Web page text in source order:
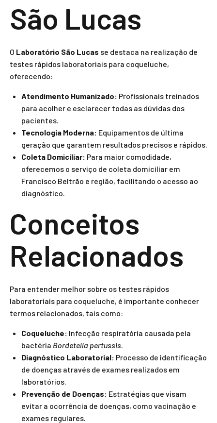
São Lucas
O Laboratório São Lucas se destaca na realização de
testes rápidos laboratoriais para coqueluche,
oferecendo:
Atendimento Humanizado: Profissionais treinados
para acolher e esclarecer todas as dúvidas dos
pacientes.
Tecnologia Moderna: Equipamentos de última
geração que garantem resultados precisos e rápidos.
Coleta Domiciliar: Para maior comodidade,
oferecemos o serviço de coleta domiciliar em
Francisco Beltrão e região, facilitando o acesso ao
diagnóstico.
Conceitos
Relacionados
Para entender melhor sobre os testes rápidos
laboratoriais para coqueluche, é importante conhecer
termos relacionados, tais como:
Coqueluche: Infecção respiratória causada pela
bactéria Bordetella pertussis.
Diagnóstico Laboratorial: Processo de identificação
de doenças através de exames realizados em
laboratórios.
Prevenção de Doenças: Estratégias que visam
evitar a ocorrência de doenças, como vacinação e
exames regulares.